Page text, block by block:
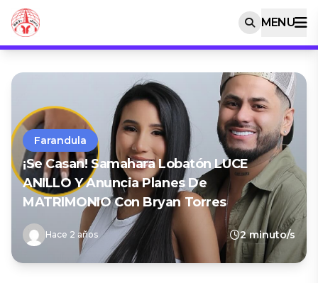
MENU
Farandula
¡Se Casan! Samahara Lobatón LUCE
ANILLO Y Anuncia Planes De
MATRIMONIO Con Bryan Torres
Hace 2 años 2 minuto/s